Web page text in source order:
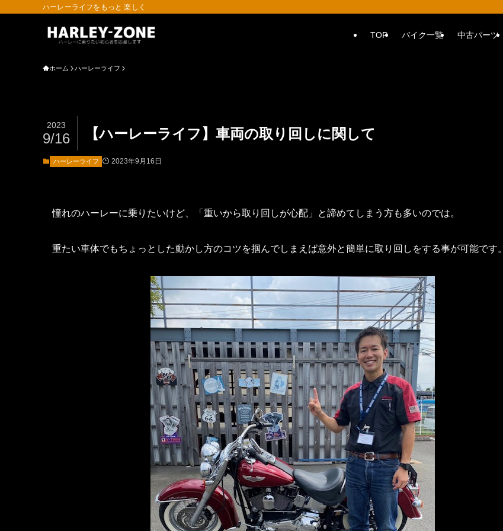
ハーレーライフをもっと 楽しく
TOP バイク一覧 中古パーツ
ホーム ハーレーライフ
【ハーレーライフ】車両の取り回しに関して
2023
9/16
ハーレーライフ 2023年9月16日
憧れのハーレーに乗りたいけど、「重いから取り回しが心配」と諦めてしまう方も多いのでは。
重たい車体でもちょっとした動かし方のコツを掴んでしまえば意外と簡単に取り回しをする事が可能です。